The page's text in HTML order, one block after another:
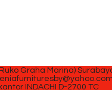
Graha Marina)
INDACHI D-2700 TC